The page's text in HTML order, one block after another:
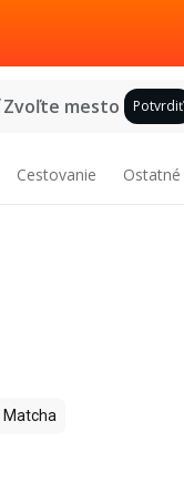
Zvoľte mesto Potvrdiť
Cestovanie Ostatné
Matcha